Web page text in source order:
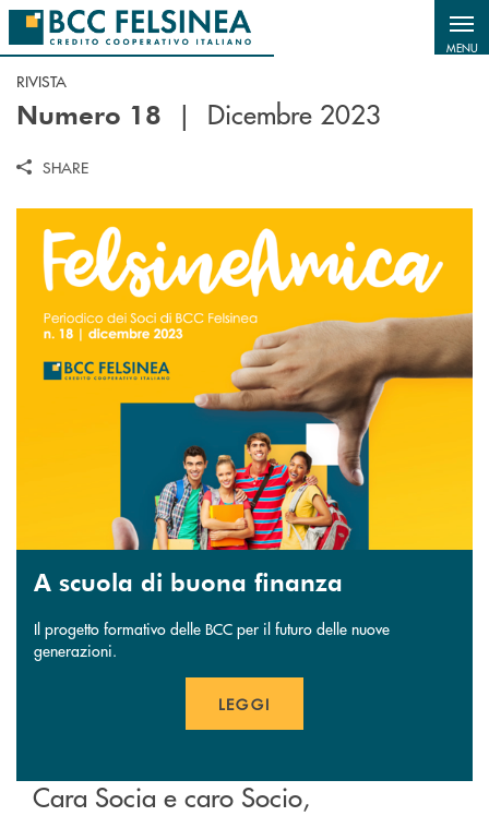
Salta al contenuto principale
MENU
RIVISTA
Numero 18 | Dicembre 2023
SHARE
A scuola di buona finanza
Il progetto formativo delle BCC per il futuro delle nuove
generazioni.
LEGGI
Cara Socia e caro Socio,